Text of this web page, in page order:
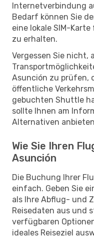
Internetverbindung
Bedarf können Sie
eine lokale SIM-
zu erhalten.
Vergessen Sie nicht,
Asunción zu prüfen,
öffentliche
gebuchten Shuttle
sollte Ihnen am
Alternativen
Wie Sie Ihren
Asunción
Die Buchung Ihrer
einfach. Geben Sie
als Ihre Abflug- und
Reisedaten aus und
verfügbaren
ideales Reiseziel